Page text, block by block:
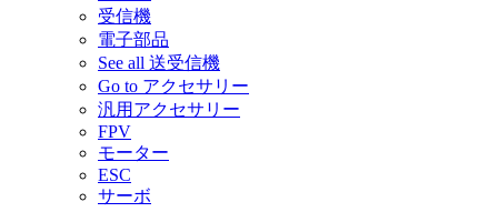
受信機
電子部品
See all 送受信機
Go to アクセサリー
汎用アクセサリー
FPV
モーター
ESC
サーボ